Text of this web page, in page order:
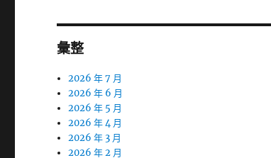
彙整
2026 年 7 月
2026 年 6 月
2026 年 5 月
2026 年 4 月
2026 年 3 月
2026 年 2 月